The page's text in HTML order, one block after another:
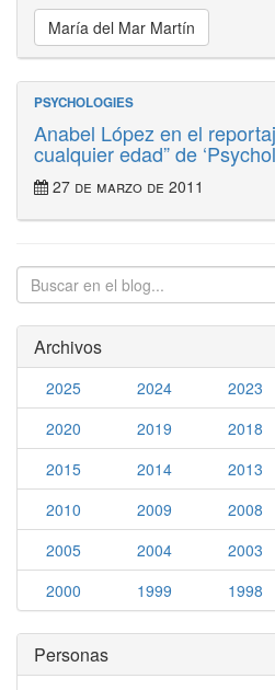
María del Mar Martín
PSYCHOLOGIES
Anabel López en el
cualquier edad” de
27 de marzo de 2011
Archivos
2025 2024 2023
2020
2019 2018
2015
2014 2013
2010
2009 2008
2005
2004 2003
2000
1999 1998
Personas